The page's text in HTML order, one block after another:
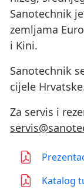
Sanotechnik
zemljama
i Kini.
Sanotechnik
cijele
Za servis i
Katalog